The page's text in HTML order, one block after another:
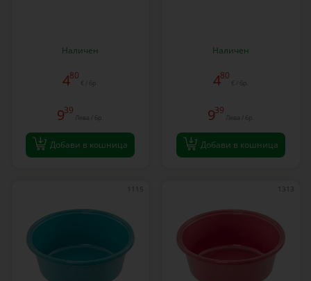
Наличен
480
€ / бр.
939
Лева / бр.
Добави в кошница
Наличен
480
€ / бр.
939
Лева / бр.
Добави в кошница
1115 1313